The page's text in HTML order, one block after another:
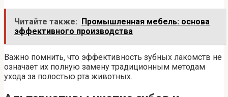
Читайте также: Промышленная мебель: основа
эффективного производства
Важно помнить‚ что эффективность зубных лакомств не
означает их полную замену традиционным методам
ухода за полостью рта животных.